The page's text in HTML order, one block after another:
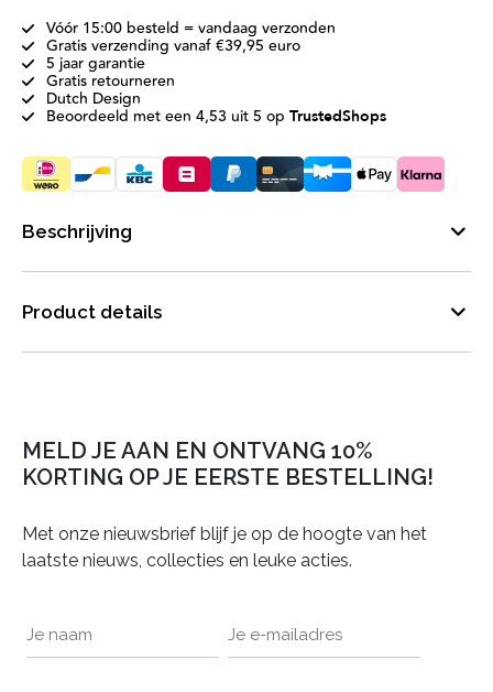
Vóór 15:00 besteld = vandaag verzonden
Gratis verzending vanaf €39,95 euro
5 jaar garantie
Gratis retourneren
Dutch Design
Beoordeeld met een 4,53 uit 5 op TrustedShops
Beschrijving
Product details
MELD JE AAN EN ONTVANG 10%
KORTING OP JE EERSTE BESTELLING!
Met onze nieuwsbrief blijf je op de hoogte van het
laatste nieuws, collecties en leuke acties.